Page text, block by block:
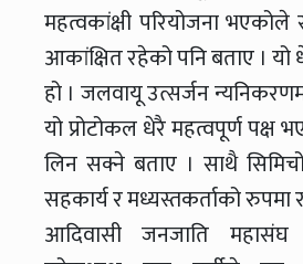
महत्वकांक्षी परियोजना
आकांक्षित रहेको पनि बताए ।
हो । जलवायू उत्सर्जन
यो प्रोटोकल धेरै महत्वपूर्ण
लिन सक्ने बताए । साथै
सहकार्य र मध्यस्तकर्ताको रुपमा
आदिवासी जनजाति